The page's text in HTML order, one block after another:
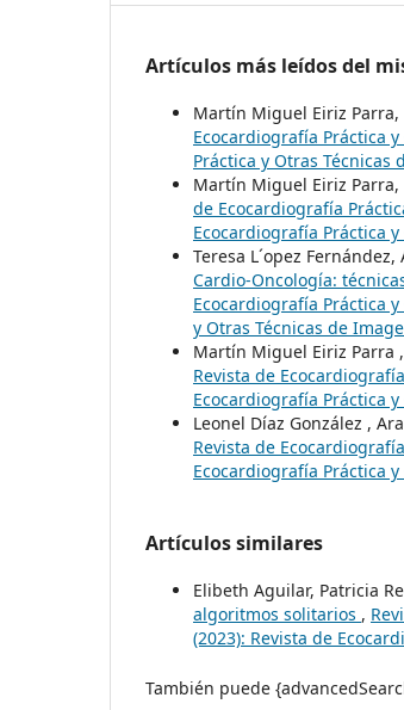
Artículos más leídos del
Martín Miguel Eiriz Parra,
Ecocardiografía Práctica
Práctica y Otras Técnicas
Martín Miguel Eiriz Parra,
de Ecocardiografía
Ecocardiografía Práctica
Teresa L´opez
Cardio-Oncología:
Ecocardiografía Práctica
y Otras Técnicas de
Martín Miguel Eiriz Parra
Revista de
Ecocardiografía Práctica
Leonel Díaz González ,
Revista de
Ecocardiografía Práctica
Artículos similares
Elibeth Aguilar, Patricia
algoritmos solitarios ,
(2023): Revista de
También puede